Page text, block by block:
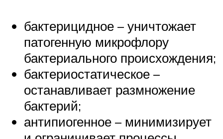
бактерицидное – уничтожает
патогенную микрофлору
бактериального происхождения;
бактериостатическое –
останавливает размножение
бактерий;
антипиогенное – минимизирует